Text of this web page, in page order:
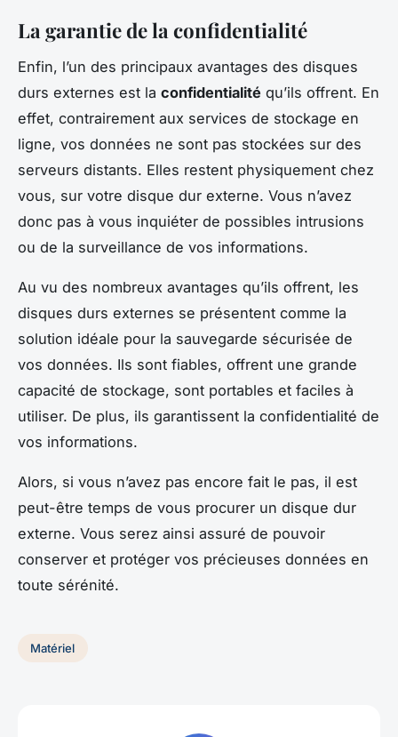
La garantie de la confidentialité
Enfin, l’un des principaux avantages des disques
durs externes est la confidentialité qu’ils offrent. En
effet, contrairement aux services de stockage en
ligne, vos données ne sont pas stockées sur des
serveurs distants. Elles restent physiquement chez
vous, sur votre disque dur externe. Vous n’avez
donc pas à vous inquiéter de possibles intrusions
ou de la surveillance de vos informations.
Au vu des nombreux avantages qu’ils offrent, les
disques durs externes se présentent comme la
solution idéale pour la sauvegarde sécurisée de
vos données. Ils sont fiables, offrent une grande
capacité de stockage, sont portables et faciles à
utiliser. De plus, ils garantissent la confidentialité de
vos informations.
Alors, si vous n’avez pas encore fait le pas, il est
peut-être temps de vous procurer un disque dur
externe. Vous serez ainsi assuré de pouvoir
conserver et protéger vos précieuses données en
toute sérénité.
Matériel